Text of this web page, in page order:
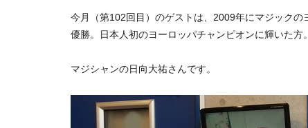
今月（第102回目）のゲストは、2009年にマジックの
優勝。日本人初のヨーロッパチャンピオンに輝いた方。
マジシャンの日向大祐さんです。